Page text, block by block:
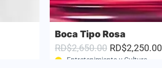
Boca Tipo Rosa
RD$2,650.00 RD$2,250.00
Entretenimiento y Cultura